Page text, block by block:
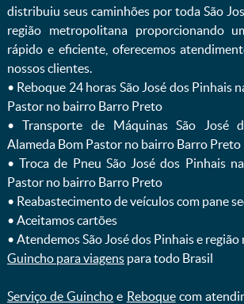
distribuiu seus caminhões por toda São
região metropolitana proporcionando
rápido e eficiente, oferecemos
nossos clientes.
ㅤㅤ• Reboque 24 horas São José dos Pinhais
Pastor no bairro Barro Preto
ㅤㅤ• Transporte de Máquinas São José
Alameda Bom Pastor no bairro Barro Preto
ㅤㅤ• Troca de Pneu São José dos Pinhais
Pastor no bairro Barro Preto
ㅤㅤ• Reabastecimento de veículos com pane
ㅤㅤ• Aceitamos cartões
ㅤㅤ• Atendemos São José dos Pinhais e
Guincho para viagenspara todo Brasil
Serviço de Guincho e Reboquecom